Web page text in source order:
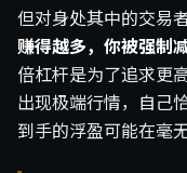
但对身处其中的交易
赚得越多，你被强制
倍杠杆是为了追求更
出现极端行情，自己
到手的浮盈可能在毫